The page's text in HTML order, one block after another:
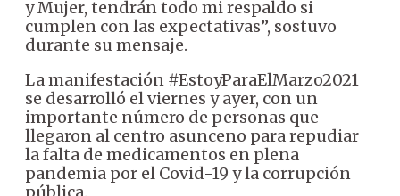
y Mujer, tendrán todo mi respaldo si
cumplen con las expectativas”, sostuvo
durante su mensaje.
La manifestación #EstoyParaElMarzo2021
se desarrolló el viernes y ayer, con un
importante número de personas que
llegaron al centro asunceno para repudiar
la falta de medicamentos en plena
pandemia por el Covid-19 y la corrupción
pública.